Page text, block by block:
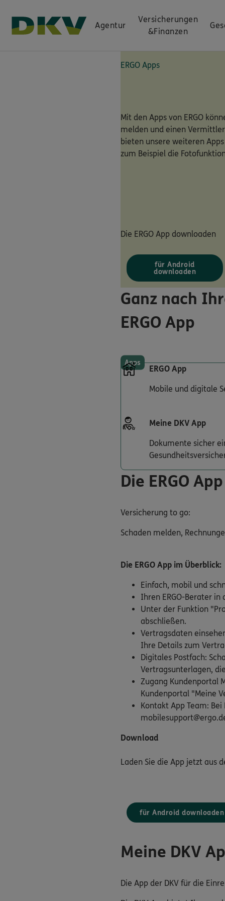
Agentur
Versicherungen
&Finanzen
ERGO Apps
Mit den Apps von ERGO
melden und einen
bieten unsere weiteren
zum Beispiel die
Die ERGO App downloaden
für Android
downloaden
Ganz nach
ERGO App
Apps
ERGO App
Mobile und digitale
Meine DKV App
Dokumente sicher
Die ERGO App
Versicherung to go:
Schaden melden,
Die ERGO App im Überblick:
Einfach, mobil und
Ihren ERGO-Berater
Unter der Funktion
abschließen.
Vertragsdaten
Ihre Details zum
Digitales Postfach:
Vertragsunterlagen,
Zugang Kundenportal
Kundenportal "Meine
Kontakt App Team:
Download
Laden Sie die App jetzt aus
für Android downloaden
Meine DKV
Die App der DKV für die